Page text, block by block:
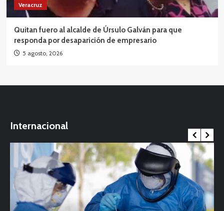
Veracruz
Quitan fuero al alcalde de Úrsulo Galván para que
responda por desaparición de empresario
5 agosto, 2026
Internacional